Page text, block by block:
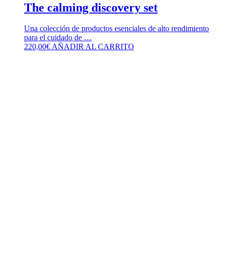
The calming discovery set
Una colección de productos esenciales de alto rendimiento
para el cuidado de …
220,00€AÑADIR AL CARRITO